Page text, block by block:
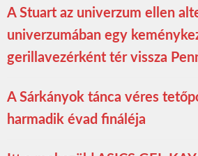
A Stuart az univerzum ellen
univerzumában egy
gerillavezérként tér vissza
A Sárkányok tánca véres
harmadik évad fináléja